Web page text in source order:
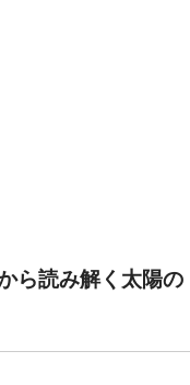
ら読み解く太陽の